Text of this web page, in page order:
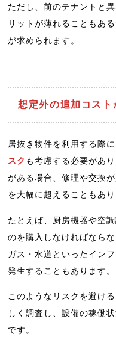
ただし、前のテナントと
リットが薄れることもあ
が求められます。
想定外の追加コスト
居抜き物件を利用する際
スク も考慮する必要があ
がある場合、修理や交換
を大幅に超えることもあり
たとえば、厨房機器や空
のを購入しなければなら
ガス・水道といったイン
発生することもあります。
このようなリスクを避け
しく調査し、設備の稼働
です。